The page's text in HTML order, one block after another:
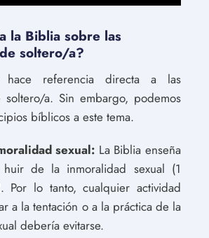
la Biblia sobre las
soltero/a?
referencia directa a las
a. Sin embargo, podemos
bíblicos a este tema.
sexual: La Biblia enseña
de la inmoralidad sexual (1
Por lo tanto, cualquier actividad
a la tentación o a la práctica de la
debería evitarse.